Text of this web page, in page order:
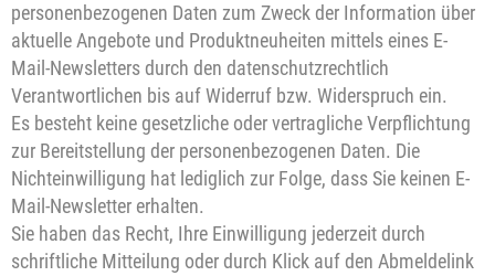
personenbezogenen Daten zum Zweck der Information über
aktuelle Angebote und Produktneuheiten mittels eines E-
Mail-Newsletters durch den datenschutzrechtlich
Verantwortlichen bis auf Widerruf bzw. Widerspruch ein.
Es besteht keine gesetzliche oder vertragliche Verpflichtung
zur Bereitstellung der personenbezogenen Daten. Die
Nichteinwilligung hat lediglich zur Folge, dass Sie keinen E-
Mail-Newsletter erhalten.
Sie haben das Recht, Ihre Einwilligung jederzeit durch
schriftliche Mitteilung oder durch Klick auf den Abmeldelink